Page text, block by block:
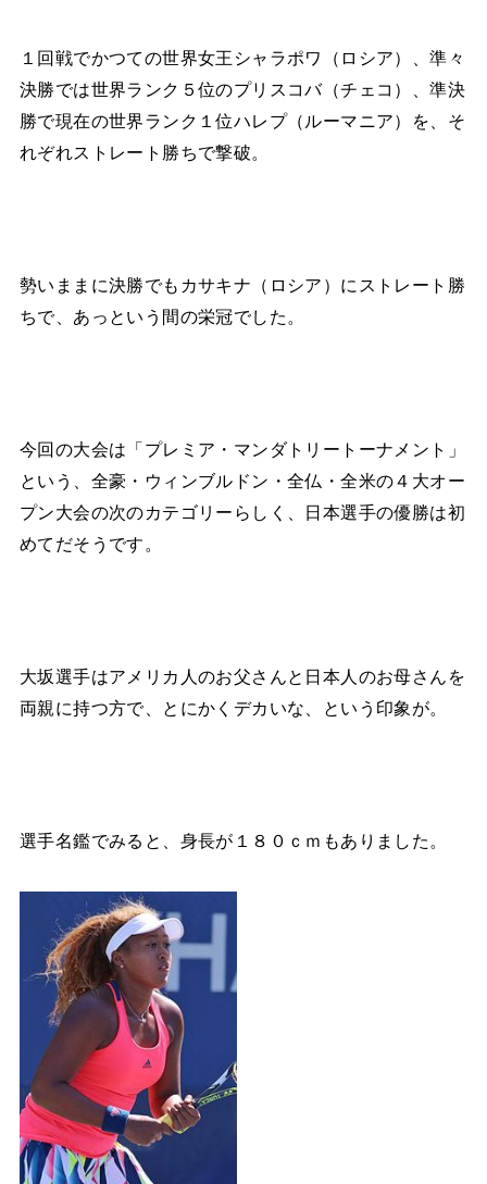
１回戦でかつての世界女王シャラポワ（ロシア）、準々
決勝では世界ランク５位のプリスコバ（チェコ）、準決
勝で現在の世界ランク１位ハレプ（ルーマニア）を、そ
れぞれストレート勝ちで撃破。
勢いままに決勝でもカサキナ（ロシア）にストレート勝
ちで、あっという間の栄冠でした。
今回の大会は「プレミア・マンダトリートーナメント」
という、全豪・ウィンブルドン・全仏・全米の４大オー
プン大会の次のカテゴリーらしく、日本選手の優勝は初
めてだそうです。
大坂選手はアメリカ人のお父さんと日本人のお母さんを
両親に持つ方で、とにかくデカいな、という印象が。
選手名鑑でみると、身長が１８０ｃｍもありました。